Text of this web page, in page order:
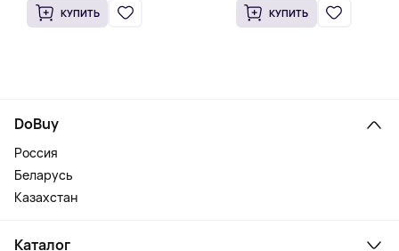
КУПИТЬ КУПИТЬ
DoBuy
Россия
Беларусь
Казахстан
Каталог